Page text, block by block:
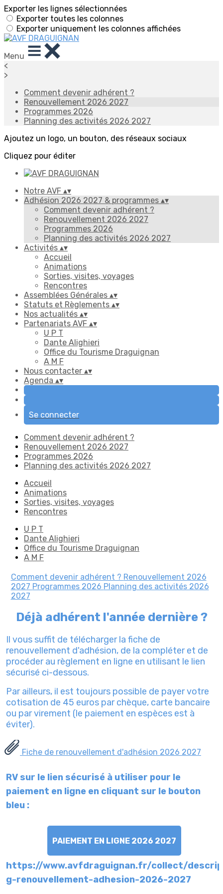
Exporter les lignes sélectionnées
Exporter toutes les colonnes
Exporter uniquement les colonnes affichées
Menu
<
>
Comment devenir adhérent ?
Renouvellement 2026 2027
Programmes 2026
Planning des activités 2026 2027
Ajoutez un logo, un bouton, des réseaux sociaux
Cliquez pour éditer
Notre AVF ▴▾
Adhésion 2026 2027 & programmes ▴▾
Comment devenir adhérent ?
Renouvellement 2026 2027
Programmes 2026
Planning des activités 2026 2027
Activités ▴▾
Accueil
Animations
Sorties, visites, voyages
Rencontres
Assemblées Générales ▴▾
Statuts et Règlements ▴▾
Nos actualités ▴▾
Partenariats AVF ▴▾
U P T
Dante Alighieri
Office du Tourisme Draguignan
A M F
Nous contacter ▴▾
Agenda ▴▾
Se connecter
Comment devenir adhérent ?
Renouvellement 2026 2027
Programmes 2026
Planning des activités 2026 2027
Accueil
Animations
Sorties, visites, voyages
Rencontres
U P T
Dante Alighieri
Office du Tourisme Draguignan
A M F
Comment devenir adhérent ? Renouvellement 2026
2027 Programmes 2026 Planning des activités 2026
2027
Déjà adhérent l'année dernière ?
Il vous suffit de télécharger la fiche de
renouvellement d'adhésion, de la compléter et de
procéder au règlement en ligne en utilisant le lien
sécurisé ci-dessous.
Par ailleurs, il est toujours possible de payer votre
cotisation de 45 euros par chèque, carte bancaire
ou par virement (le paiement en espèces est à
éviter).
Fiche de renouvellement d'adhésion 2026 2027
RV sur le lien sécurisé à utiliser pour le
paiement en ligne en cliquant sur le bouton
bleu :
PAIEMENT EN LIGNE 2026 2027
https://www.avfdraguignan.fr/collect/
g-renouvellement-adhesion-2026-2027